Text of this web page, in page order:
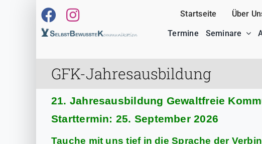
Startseite Über
Termine Seminare
GFK-Jahresausbildung
21. Jahresausbildung Gewaltfreie
Starttermin: 25. September 2026
Tauche mit uns tief in die Sprache der